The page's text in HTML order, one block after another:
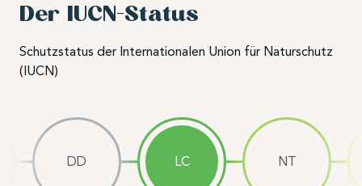
Der IUCN-Status
Schutzstatus der Internationalen Union für Naturschutz
(IUCN)
DD LC NT